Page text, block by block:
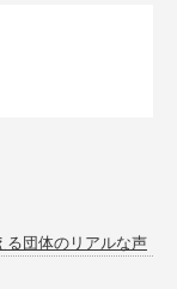
る団体のリアルな声